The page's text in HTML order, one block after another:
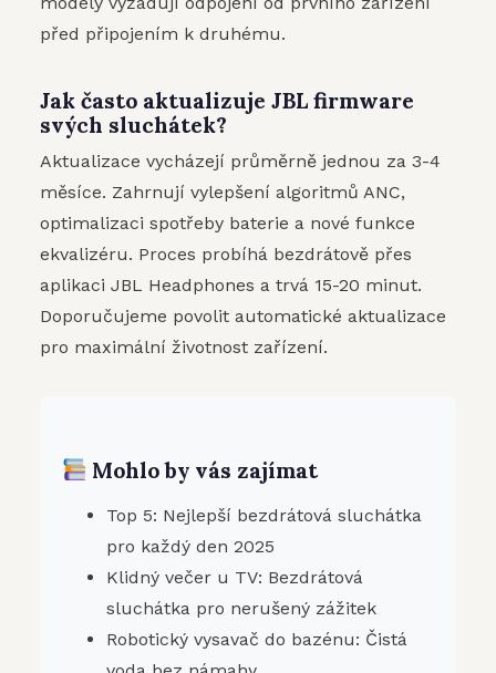
před připojením k druhému.
Jak často aktualizuje JBL firmware
svých sluchátek?
Aktualizace vycházejí průměrně jednou za 3-4
měsíce. Zahrnují vylepšení algoritmů ANC,
optimalizaci spotřeby baterie a nové funkce
ekvalizéru. Proces probíhá bezdrátově přes
aplikaci JBL Headphones a trvá 15-20 minut.
Doporučujeme povolit automatické aktualizace
pro maximální životnost zařízení.
Mohlo by vás zajímat
Top 5: Nejlepší bezdrátová sluchátka
pro každý den 2025
Klidný večer u TV: Bezdrátová
sluchátka pro nerušený zážitek
Robotický vysavač do bazénu: Čistá